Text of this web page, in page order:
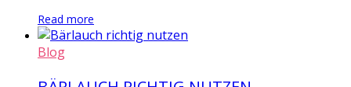
Read more
Blog